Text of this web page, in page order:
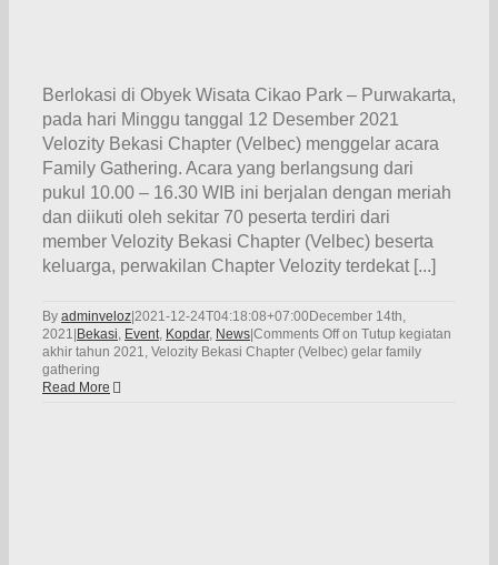
Berlokasi di Obyek Wisata Cikao Park – Purwakarta,
pada hari Minggu tanggal 12 Desember 2021
Velozity Bekasi Chapter (Velbec) menggelar acara
Family Gathering. Acara yang berlangsung dari
pukul 10.00 – 16.30 WIB ini berjalan dengan meriah
dan diikuti oleh sekitar 70 peserta terdiri dari
member Velozity Bekasi Chapter (Velbec) beserta
keluarga, perwakilan Chapter Velozity terdekat [...]
By adminveloz 2021-12-24T04:18:08+07:00 December 14th,
2021 Bekasi, Event, Kopdar, News Comments Offon Tutup kegiatan
akhir tahun 2021, Velozity Bekasi Chapter (Velbec) gelar family
gathering
Read More